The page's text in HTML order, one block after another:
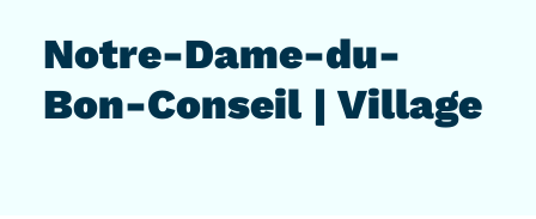
Notre-Dame-du-
Bon-Conseil | Village